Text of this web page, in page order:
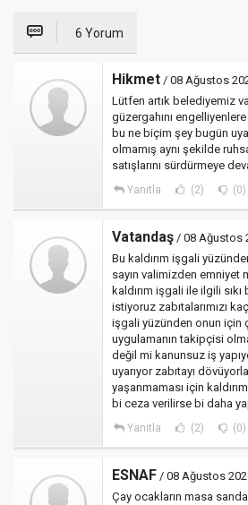
6 Yorum
Hikmet / 08 Ağustos
Lütfen artık belediyemiz
güzergahını
bu ne biçim şey bugün
olmamış aynı şekilde
satışlarını sürdürmeye
Yanıtla (2) (0)
Vatandaş / 08 Ağustos
Bu kaldırım işgali
sayın valimizden emniyet
kaldırım işgali ile ilgili sıkı
istiyoruz zabıtalarımızı
işgali yüzünden onun için
uygulamanın takipçisi
değil mi kanunsuz iş
uyarıyor zabıtayı
yaşanmaması için
bi ceza verilirse bi daha
Yanıtla (2) (0)
ESNAF / 08 Ağustos
Çay ocakların masa